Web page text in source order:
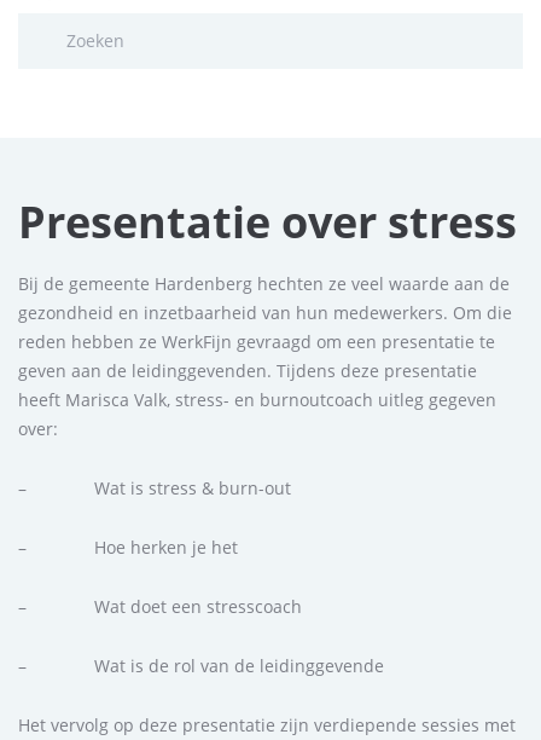
Presentatie over stress
Bij de gemeente Hardenberg hechten ze veel waarde aan de
gezondheid en inzetbaarheid van hun medewerkers. Om die
reden hebben ze WerkFijn gevraagd om een presentatie te
geven aan de leidinggevenden. Tijdens deze presentatie
heeft Marisca Valk, stress- en burnoutcoach uitleg gegeven
over:
– Wat is stress & burn-out
– Hoe herken je het
– Wat doet een stresscoach
– Wat is de rol van de leidinggevende
Het vervolg op deze presentatie zijn verdiepende sessies met